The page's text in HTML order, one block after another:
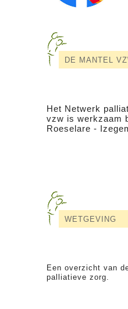
DE MANTEL
Het Netwerk
vzw is werkzaam
Roeselare -
WETGEVING
Een overzicht van
palliatieve zorg.